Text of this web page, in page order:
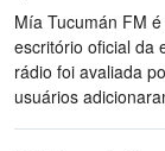
Mía Tucumán FM
escritório oficial da
rádio foi avaliada
usuários